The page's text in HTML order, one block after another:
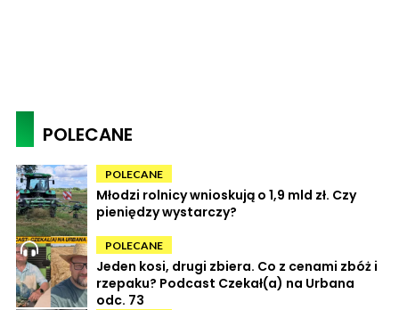
POLECANE
POLECANE
Młodzi rolnicy wnioskują o 1,9 mld zł. Czy
pieniędzy wystarczy?
POLECANE
Jeden kosi, drugi zbiera. Co z cenami zbóż i
rzepaku? Podcast Czekał(a) na Urbana
odc. 73